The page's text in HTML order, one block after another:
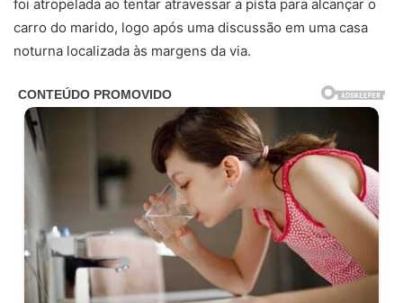
foi atropelada ao tentar atravessar a pista para alcançar o
carro do marido, logo após uma discussão em uma casa
noturna localizada às margens da via.